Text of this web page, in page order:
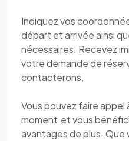
Indiquez vos
départ et arrivée ainsi
nécessaires. Recevez
votre demande de
contacterons.
Vous pouvez faire
moment.et vous
avantages de plus.